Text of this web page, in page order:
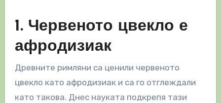
1. Червеното цвекло е
афродизиак
Древните римляни са ценили червеното
цвекло като афродизиак и са го отглеждали
като такова. Днес науката подкрепя тази